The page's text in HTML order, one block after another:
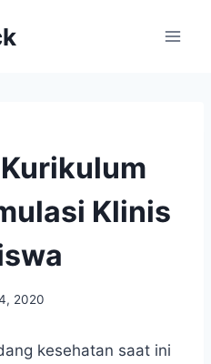
Klinis
2020
kesehatan saat ini